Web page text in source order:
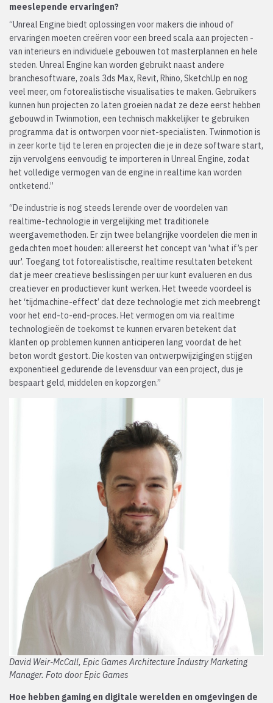
meeslepende ervaringen?
“Unreal Engine biedt oplossingen voor makers die inhoud of
ervaringen moeten creëren voor een breed scala aan projecten -
van interieurs en individuele gebouwen tot masterplannen en hele
steden. Unreal Engine kan worden gebruikt naast andere
branchesoftware, zoals 3ds Max, Revit, Rhino, SketchUp en nog
veel meer, om fotorealistische visualisaties te maken. Gebruikers
kunnen hun projecten zo laten groeien nadat ze deze eerst hebben
gebouwd in Twinmotion, een technisch makkelijker te gebruiken
programma dat is ontworpen voor niet-specialisten. Twinmotion is
in zeer korte tijd te leren en projecten die je in deze software start,
zijn vervolgens eenvoudig te importeren in Unreal Engine, zodat
het volledige vermogen van de engine in realtime kan worden
ontketend.”
“De industrie is nog steeds lerende over de voordelen van
realtime-technologie in vergelijking met traditionele
weergavemethoden. Er zijn twee belangrijke voordelen die men in
gedachten moet houden: allereerst het concept van 'what if’s per
uur'. Toegang tot fotorealistische, realtime resultaten betekent
dat je meer creatieve beslissingen per uur kunt evalueren en dus
creatiever en productiever kunt werken. Het tweede voordeel is
het ‘tijdmachine-effect’ dat deze technologie met zich meebrengt
voor het end-to-end-proces. Het vermogen om via realtime
technologieën de toekomst te kunnen ervaren betekent dat
klanten op problemen kunnen anticiperen lang voordat de het
beton wordt gestort. Die kosten van ontwerpwijzigingen stijgen
exponentieel gedurende de levensduur van een project, dus je
bespaart geld, middelen en kopzorgen.”
David Weir-McCall, Epic Games Architecture Industry Marketing
Manager. Foto door Epic Games
Hoe hebben gaming en digitale werelden en omgevingen de